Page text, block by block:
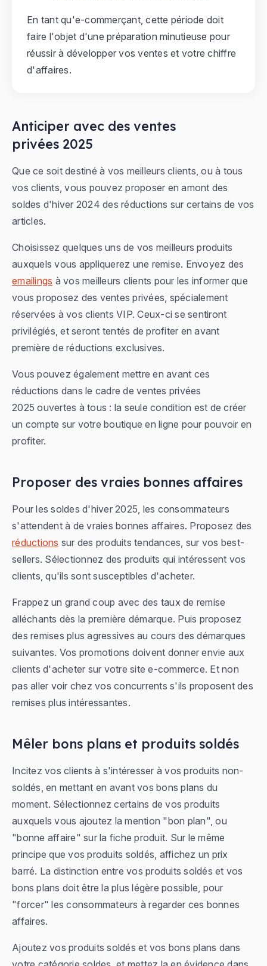
En tant qu'e-commerçant, cette période doit
faire l'objet d'une préparation minutieuse pour
réussir à développer vos ventes et votre chiffre
d'affaires.
Anticiper avec des ventes
privées 2025
Que ce soit destiné à vos meilleurs clients, ou à tous
vos clients, vous pouvez proposer en amont des
soldes d'hiver 2024 des réductions sur certains de vos
articles.
Choisissez quelques uns de vos meilleurs produits
auxquels vous appliquerez une remise. Envoyez des
emailings à vos meilleurs clients pour les informer que
vous proposez des ventes privées, spécialement
réservées à vos clients VIP. Ceux-ci se sentiront
privilégiés, et seront tentés de profiter en avant
première de réductions exclusives.
Vous pouvez également mettre en avant ces
réductions dans le cadre de ventes privées
2025 ouvertes à tous : la seule condition est de créer
un compte sur votre boutique en ligne pour pouvoir en
profiter.
Proposer des vraies bonnes affaires
Pour les soldes d'hiver 2025, les consommateurs
s'attendent à de vraies bonnes affaires. Proposez des
réductions sur des produits tendances, sur vos best-
sellers. Sélectionnez des produits qui intéressent vos
clients, qu'ils sont susceptibles d'acheter.
Frappez un grand coup avec des taux de remise
alléchants dès la première démarque. Puis proposez
des remises plus agressives au cours des démarques
suivantes. Vos promotions doivent donner envie aux
clients d'acheter sur votre site e-commerce. Et non
pas aller voir chez vos concurrents s'ils proposent des
remises plus intéressantes.
Mêler bons plans et produits soldés
Incitez vos clients à s'intéresser à vos produits non-
soldés, en mettant en avant vos bons plans du
moment. Sélectionnez certains de vos produits
auxquels vous ajoutez la mention "bon plan", ou
"bonne affaire" sur la fiche produit. Sur le même
principe que vos produits soldés, affichez un prix
barré. La distinction entre vos produits soldés et vos
bons plans doit être la plus légère possible, pour
"forcer" les consommateurs à regarder ces bonnes
affaires.
Ajoutez vos produits soldés et vos bons plans dans